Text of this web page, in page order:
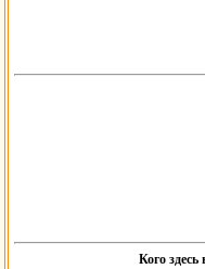
Кого здесь